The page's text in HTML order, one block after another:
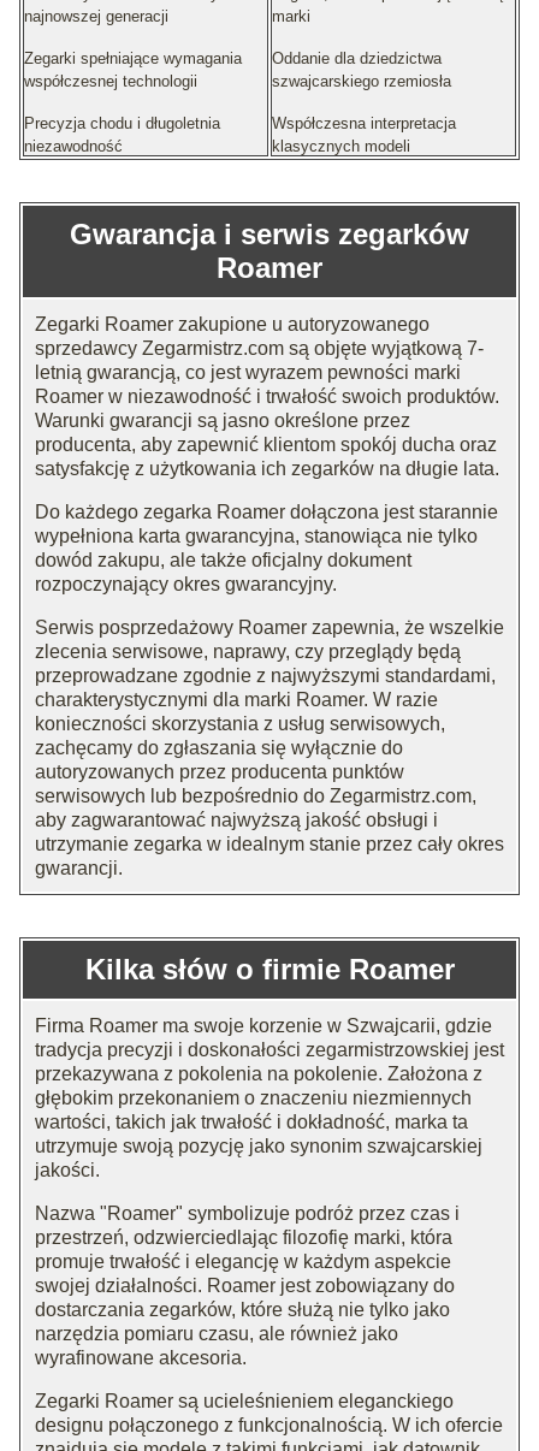
najnowszej generacji
Zegarki spełniające wymagania
współczesnej technologii
Precyzja chodu i długoletnia
niezawodność
marki
Oddanie dla dziedzictwa
szwajcarskiego rzemiosła
Współczesna interpretacja
klasycznych modeli
Gwarancja i serwis zegarków
Roamer
Zegarki Roamer zakupione u autoryzowanego
sprzedawcy Zegarmistrz.com są objęte wyjątkową 7-
letnią gwarancją, co jest wyrazem pewności marki
Roamer w niezawodność i trwałość swoich produktów.
Warunki gwarancji są jasno określone przez
producenta, aby zapewnić klientom spokój ducha oraz
satysfakcję z użytkowania ich zegarków na długie lata.
Do każdego zegarka Roamer dołączona jest starannie
wypełniona karta gwarancyjna, stanowiąca nie tylko
dowód zakupu, ale także oficjalny dokument
rozpoczynający okres gwarancyjny.
Serwis posprzedażowy Roamer zapewnia, że wszelkie
zlecenia serwisowe, naprawy, czy przeglądy będą
przeprowadzane zgodnie z najwyższymi standardami,
charakterystycznymi dla marki Roamer. W razie
konieczności skorzystania z usług serwisowych,
zachęcamy do zgłaszania się wyłącznie do
autoryzowanych przez producenta punktów
serwisowych lub bezpośrednio do Zegarmistrz.com,
aby zagwarantować najwyższą jakość obsługi i
utrzymanie zegarka w idealnym stanie przez cały okres
gwarancji.
Kilka słów o firmie Roamer
Firma Roamer ma swoje korzenie w Szwajcarii, gdzie
tradycja precyzji i doskonałości zegarmistrzowskiej jest
przekazywana z pokolenia na pokolenie. Założona z
głębokim przekonaniem o znaczeniu niezmiennych
wartości, takich jak trwałość i dokładność, marka ta
utrzymuje swoją pozycję jako synonim szwajcarskiej
jakości.
Nazwa "Roamer" symbolizuje podróż przez czas i
przestrzeń, odzwierciedlając filozofię marki, która
promuje trwałość i elegancję w każdym aspekcie
swojej działalności. Roamer jest zobowiązany do
dostarczania zegarków, które służą nie tylko jako
narzędzia pomiaru czasu, ale również jako
wyrafinowane akcesoria.
Zegarki Roamer są ucieleśnieniem eleganckiego
designu połączonego z funkcjonalnością. W ich ofercie